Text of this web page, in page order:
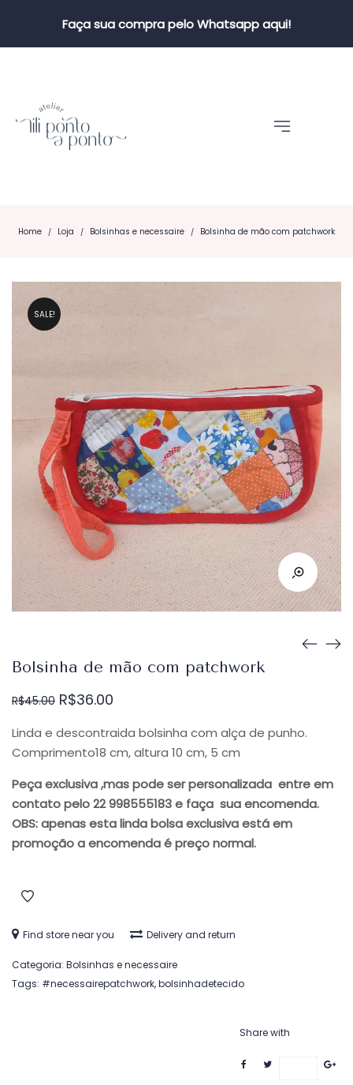
Faça sua compra pelo Whatsapp aqui!
Home / Loja / Bolsinhas e necessaire / Bolsinha de mão com patchwork
SALE!
Bolsinha de mão com patchwork
R$45.00 O
preço
original
era:
R$45.00.
R$36.00
atual
é:
R$36.00.
Linda e descontraida bolsinha com alça de punho.
Comprimento18 cm, altura 10 cm, 5 cm
Peça exclusiva ,mas pode ser personalizada entre em
contato pelo 22 998555183 e faça sua encomenda.
OBS: apenas esta linda bolsa exclusiva está em
promoção a encomenda é preço normal.
Find store near you Delivery and return
Categoria: Bolsinhas e necessaire
Tags: #necessairepatchwork,bolsinhadetecido
Share with